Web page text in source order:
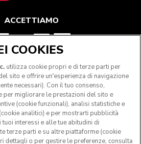
ACCETTIAMO
SEGUICI
COOKIES
utilizza cookie propri e di terze parti per
sito e offrire un'esperienza di navigazione
necessari). Con il tuo consenso,
per migliorare le prestazioni del sito e
(cookie funzionali), analisi statistiche e
analitici) e per mostrarti pubblicità
interessi e alle tue abitudini di
terze parti e su altre piattaforme (cookie
dettagli o per gestire le preferenze, consulta